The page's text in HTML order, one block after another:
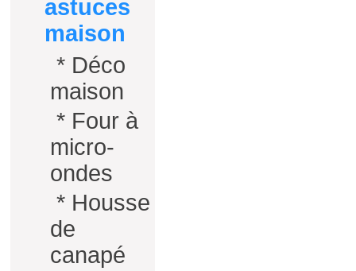
astuces
maison
* Déco
maison
* Four à
micro-
ondes
* Housse
de
canapé